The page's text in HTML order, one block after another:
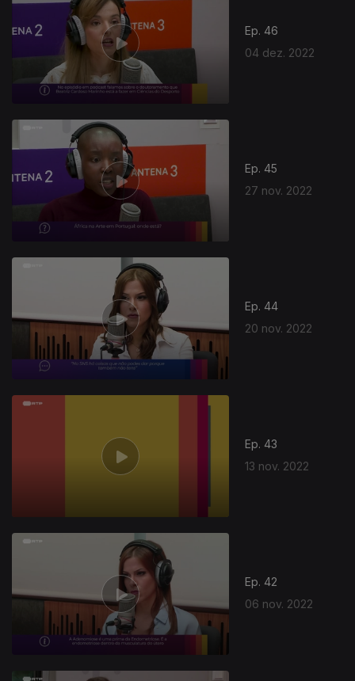
Ep. 46
04 dez. 2022
Ep. 45
27 nov. 2022
Ep. 44
20 nov. 2022
Ep. 43
13 nov. 2022
Ep. 42
06 nov. 2022